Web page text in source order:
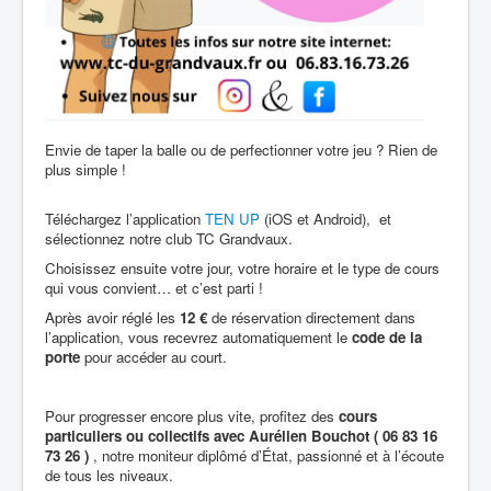
Envie de taper la balle ou de perfectionner votre jeu ? Rien de
plus simple !
Téléchargez l’application TEN UP (iOS et Android), et
sélectionnez notre club TC Grandvaux.
Choisissez ensuite votre jour, votre horaire et le type de cours
qui vous convient… et c’est parti !
Après avoir réglé les 12 €de réservation directement dans
l’application, vous recevrez automatiquement le code de la
porte pour accéder au court.
Pour progresser encore plus vite, profitez des cours
particuliers ou collectifs avec Aurélien Bouchot ( 06 83 16
73 26 ) , notre moniteur diplômé d’État, passionné et à l’écoute
de tous les niveaux.